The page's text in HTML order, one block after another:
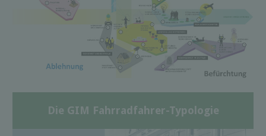
Die GIM Fahrradfahrer-Typologie